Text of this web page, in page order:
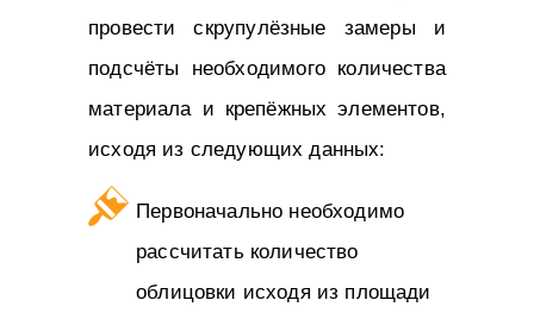
провести скрупулёзные замеры и
подсчёты необходимого количества
материала и крепёжных элементов,
исходя из следующих данных:
Первоначально необходимо
рассчитать количество
облицовки исходя из площади